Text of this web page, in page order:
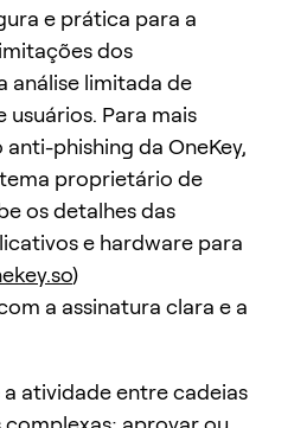
e prática para a
dos
análise limitada de
Para mais
phishing da OneKey,
proprietário de
os detalhes das
e hardware para
)
a assinatura clara e a
atividade entre cadeias